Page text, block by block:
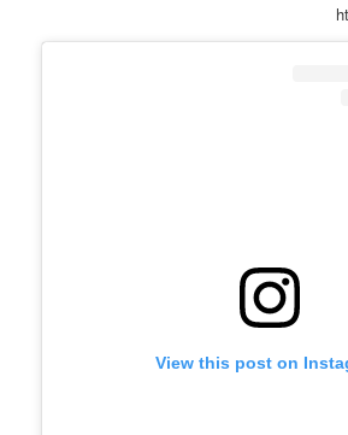
View this post on